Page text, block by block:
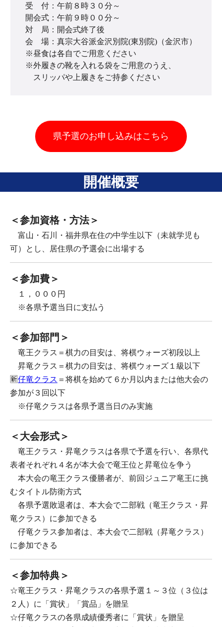
受　付：午前８時３０分～
開会式：午前９時００分～
対　局：開会式終了後
会　場：真宗大谷派金沢別院(東別院)（金沢市）
※昼食は各自でご用意ください
※外履きの靴を入れる袋をご用意のうえ、
スリッパや上履きをご持参ください
県予選のお申し込みはこちら
開催概要
＜参加資格・方法＞
富山・石川・福井県在住の中学生以下（未就学児も
可）とし、居住県の予選会に出場する
＜参加費＞
１，０００円
※各県予選当日に支払う
＜参加部門＞
竜王クラス＝棋力の目安は、将棋ウォーズ初段以上
昇竜クラス＝棋力の目安は、将棋ウォーズ１級以下
🈟仔竜クラス ＝将棋を始めて６か月以内または他大会の
参加が３回以下
※仔竜クラスは各県予選当日のみ実施
＜大会形式＞
竜王クラス・昇竜クラスは各県で予選を行い、各県代
表者それぞれ４名が本大会で竜王位と昇竜位を争う
本大会の竜王クラス優勝者が、前回ジュニア竜王に挑
むタイトル防衛方式
各県予選敗退者は、本大会で二部戦（竜王クラス・昇
竜クラス）に参加できる
仔竜クラス参加者は、本大会で二部戦（昇竜クラス）
に参加できる
＜参加特典＞
☆竜王クラス・昇竜クラスの各県予選１～３位（３位は
２人）に「賞状」「賞品」を贈呈
☆仔竜クラスの各県成績優秀者に「賞状」を贈呈